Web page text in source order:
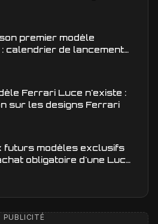
raconte la course
premier modèle
calendrier de lancement
Ferrari Luce n'existe :
sur les designs Ferrari
futurs modèles exclusifs
obligatoire d'une Luce
?
PUBLICITÉ